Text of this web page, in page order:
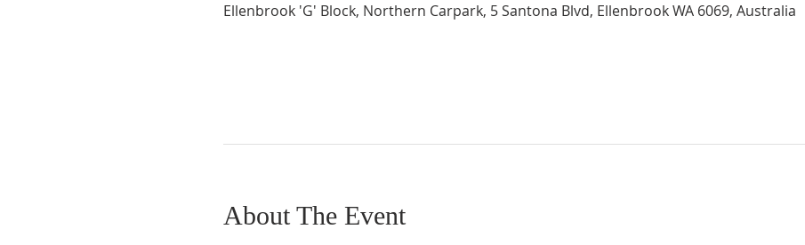
Ellenbrook 'G' Block, Northern Carpark, 5 Santona Blvd, Ellenbrook WA 6069, Australia
About The Event